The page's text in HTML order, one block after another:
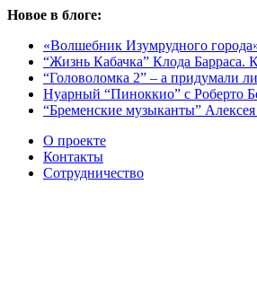
Новое в блоге:
«Волшебник Изумрудного
“Жизнь Кабачка” Клода Барраса.
“Головоломка 2” – а придумали
Нуарный “Пиноккио” с Роберто
“Бременские музыканты”
О проекте
Контакты
Сотрудничество